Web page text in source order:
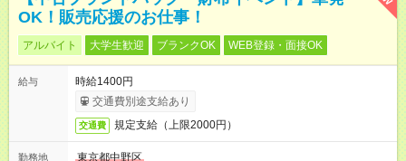
OK！販売応援のお仕事！
アルバイト 大学生歓迎 ブランクOK WEB登録・面接OK
給与
時給1400円
交通費別途支給あり
交通費 規定支給（上限2000円）
勤務地
東京都中野区